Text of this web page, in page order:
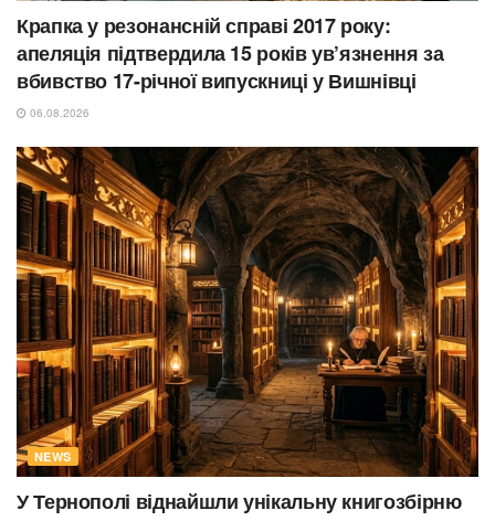
Крапка у резонансній справі 2017 року:
апеляція підтвердила 15 років ув’язнення за
вбивство 17-річної випускниці у Вишнівці
06.08.2026
NEWS
У Тернополі віднайшли унікальну книгозбірню